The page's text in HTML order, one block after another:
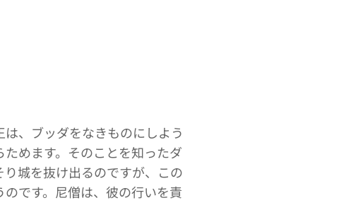
、ブッダをなきものにしよう
めます。そのことを知ったダ
城を抜け出るのですが、この
です。尼僧は、彼の行いを責